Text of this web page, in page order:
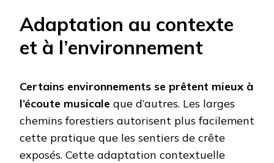
Adaptation au contexte
et à l’environnement
Certains environnements se prêtent mieux à
l’écoute musicale que d’autres. Les larges
chemins forestiers autorisent plus facilement
cette pratique que les sentiers de crête
exposés. Cette adaptation contextuelle